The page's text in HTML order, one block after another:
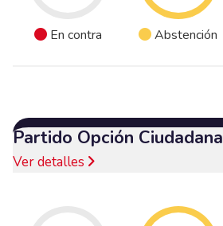
En contra Abstención
Partido Opción Ciudadana
Ver detalles